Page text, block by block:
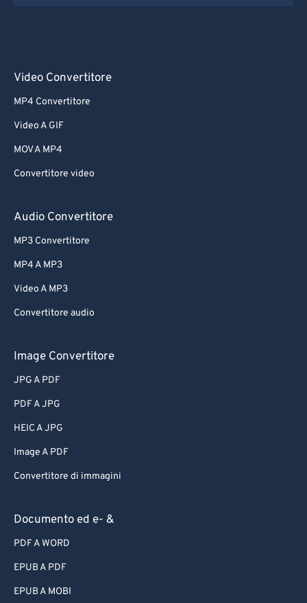
Video Convertitore
MP4 Convertitore
Video A GIF
MOV A MP4
Convertitore video
Audio Convertitore
MP3 Convertitore
MP4 A MP3
Video A MP3
Convertitore audio
Image Convertitore
JPG A PDF
PDF A JPG
HEIC A JPG
Image A PDF
Convertitore di immagini
Documento ed e- &
PDF A WORD
EPUB A PDF
EPUB A MOBI